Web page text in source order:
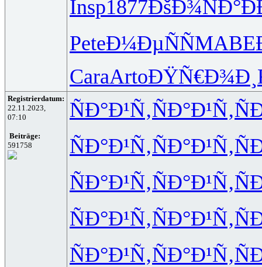
Insp1877ÐšÐ¾ÑÐ°
PeteÐ¼ÐµÑÑMABE
CaraArtoÐŸÑ€Ð¾Ð¸
Registrierdatum:
22.11.2023,
07:10
Beiträge:
591758
ÑÐ°Ð¹Ñ‚ÑÐ°Ð¹Ñ‚
ÑÐ°Ð¹Ñ‚ÑÐ°Ð¹Ñ‚
ÑÐ°Ð¹Ñ‚ÑÐ°Ð¹Ñ‚
ÑÐ°Ð¹Ñ‚ÑÐ°Ð¹Ñ‚
ÑÐ°Ð¹Ñ‚ÑÐ°Ð¹Ñ‚